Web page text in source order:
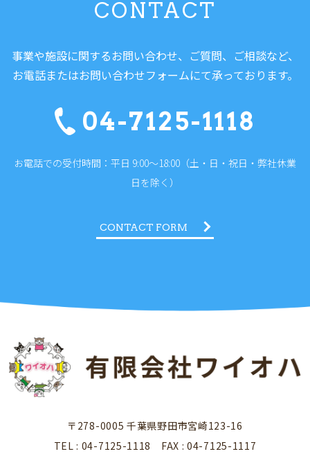
CONTACT
事業や施設に関するお問い合わせ、ご質問、ご相談など、
お電話またはお問い合わせフォームにて承っております。
04-7125-1118
お電話での受付時間：平日 9:00～18:00（土・日・祝日・弊社休業
日を除く）
CONTACT FORM
〒278-0005 千葉県野田市宮崎123-16
TEL : 04-7125-1118 FAX : 04-7125-1117